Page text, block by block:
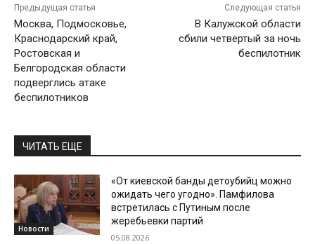
Предыдущая статья
Москва, Подмосковье,
Краснодарский край,
Ростовская и
Белгородская области
подверглись атаке
беспилотников
Следующая статья
В Калужской области
сбили четвертый за ночь
беспилотник
ЧИТАТЬ ЕЩЕ
Новости
«От киевской банды детоубийц можно
ожидать чего угодно». Памфилова
встретилась с Путиным после
жеребьевки партий
05.08.2026